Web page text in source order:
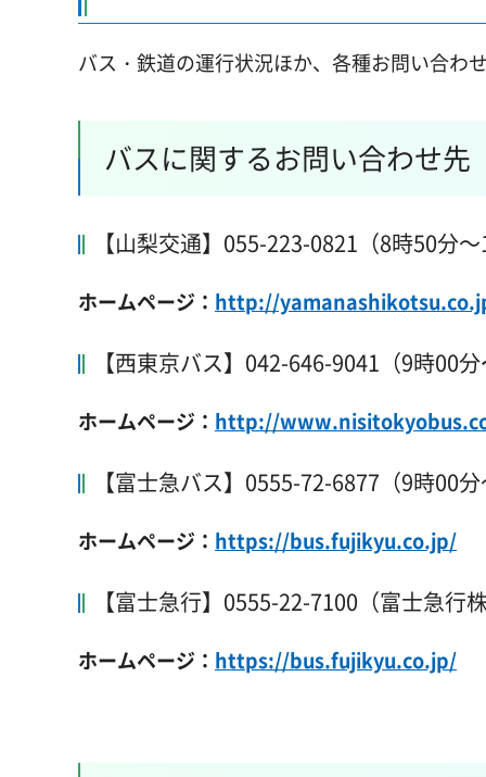
バス・鉄道の運行状況ほか、各種お問い合わ
バスに関するお問い合わせ先
【山梨交通】055-223-0821（8時50分
ホームページ： http://
【西東京バス】042-646-9041（9時00
ホームページ： http://
【富士急バス】0555-72-6877（9時00
ホームページ： https://bus.fujikyu.co.jp/
【富士急行】0555-22-7100（富士急
ホームページ： https://bus.fujikyu.co.jp/